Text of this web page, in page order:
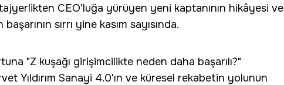
CEO'luğa yürüyen yeni kaptanının hikâyesi ve
sırrı yine kasım sayısında.
"Z kuşağı girişimcilikte neden daha başarılı?"
Yıldırım Sanayi 4.0'ın ve küresel rekabetin yolunun